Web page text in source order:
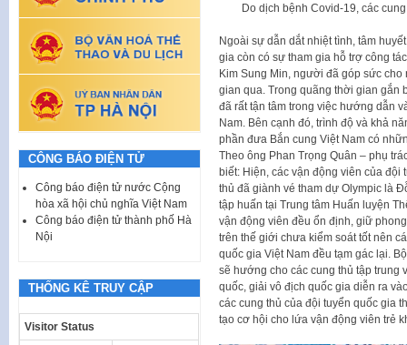
Do dịch bệnh Covid-19, các
Ngoài sự dẫn dắt nhiệt tình, tâm
gia còn có sự tham gia hỗ trợ công
Kim Sung Min, người đã góp sức
gian qua. Trong quãng thời gian gắn
đã rất tận tâm trong việc hướng dẫn
Nam. Bên cạnh đó, trình độ và khả
phần đưa Bắn cung Việt Nam có
Theo ông Phan Trọng Quân – phụ
biết: Hiện, các vận động viên của đội
thủ đã giành vé tham dự Olympic là
tập huấn tại Trung tâm Huấn luyện
vận động viên đều ổn định, giữ
trên thế giới chưa kiểm soát tốt nên
quốc gia Việt Nam đều tạm gác lại.
sẽ hướng cho các cung thủ tập trung
quốc, giải vô địch quốc gia diễn ra
các cung thủ của đội tuyển quốc gia
tạo cơ hội cho lứa vận động viên trẻ
CÔNG BÁO ĐIỆN TỬ
Công báo điện tử nước Cộng
hòa xã hội chủ nghĩa Việt Nam
Công báo điện tử thành phố Hà
Nội
THỐNG KÊ TRUY CẬP
Visitor Status